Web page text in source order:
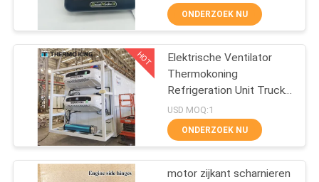
CONTACT
MET
ONS
NIEUWS
De Eenheden van de
dragerkoeling
SR2 SR3 SR4
ONDERZOEK NU
HOT
Elektrische Ventilator
Thermokoning
Refrigeration Unit Truck
t-1080e t-1280e
USD MOQ:1
ONDERZOEK NU
motor zijkant scharnieren